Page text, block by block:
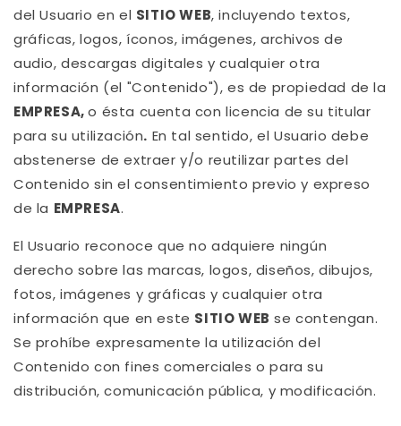
del Usuario en el SITIO WEB, incluyendo textos,
gráficas, logos, íconos, imágenes, archivos de
audio, descargas digitales y cualquier otra
información (el "Contenido"), es de propiedad de la
EMPRESA,o ésta cuenta con licencia de su titular
para su utilización. En tal sentido, el Usuario debe
abstenerse de extraer y/o reutilizar partes del
Contenido sin el consentimiento previo y expreso
de la EMPRESA.
El Usuario reconoce que no adquiere ningún
derecho sobre las marcas, logos, diseños, dibujos,
fotos, imágenes y gráficas y cualquier otra
información que en este SITIO WEB se contengan.
Se prohíbe expresamente la utilización del
Contenido con fines comerciales o para su
distribución, comunicación pública, y modificación.